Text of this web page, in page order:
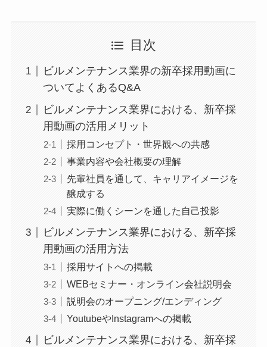
目次
ビルメンテナンス業界の新卒採用動画に
ついてよくあるQ&A
ビルメンテナンス業界における、新卒採
用動画の活用メリット
採用コンセプト・世界観への共感
事業内容や会社概要の理解
先輩社員を通して、キャリアイメージを
醸成する
実際に働くシーンを通した自己投影
ビルメンテナンス業界における、新卒採
用動画の活用方法
採用サイトへの掲載
WEBセミナー・オンライン会社説明会
説明会のオープニング/エンディング
YoutubeやInstagramへの掲載
ビルメンテナンス業界における、新卒採